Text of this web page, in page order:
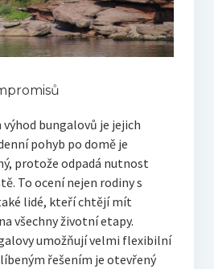
bungalovů je jejich
pohyb po domě je
protože odpadá nutnost
To ocení nejen rodiny s
lidé, kteří chtějí mít
všechny životní etapy.
umožňují velmi flexibilní
řešením je otevřený